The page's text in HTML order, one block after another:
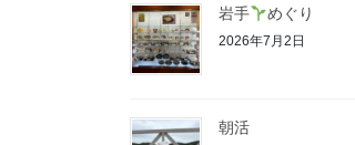
岩手 めぐり
2026年7月2日
朝活